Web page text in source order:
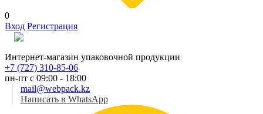
0
Вход Регистрация
Интернет-магазин упаковочной продукции
+7 (727) 310-85-06
пн-пт с 09:00 - 18:00
mail@webpack.kz
Написать в WhatsApp